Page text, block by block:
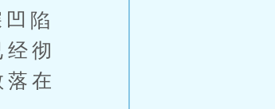
陷
彻
在